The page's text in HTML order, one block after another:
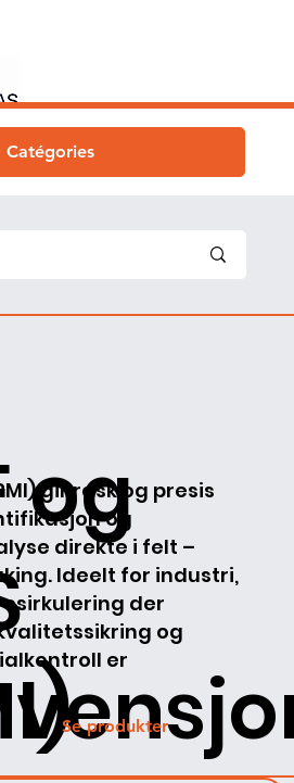
Catégories
og
gir rask og presis
og
direkte i felt –
Ideelt for industri,
der
og
er
Se produkter